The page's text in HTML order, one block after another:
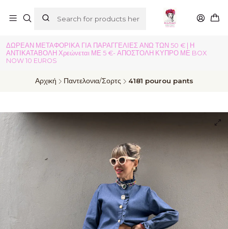
ΔΩΡΕΑΝ ΜΕΤΑΦΟΡΙΚΑ ΓΙΑ ΠΑΡΑΓΓΕΛΙΕΣ ΑΝΩ ΤΩΝ 50 € | Η
ΑΝΤΙΚΑΤΑΒΟΛΗ Χρεώνεται ΜΕ 5 €- ΑΠΟΣΤΟΛΗ ΚΥΠΡΟ ΜΕ BOX
NOW 10 EUROS
Αρχική Παντελονια/Σορτς 4181 pourou pants